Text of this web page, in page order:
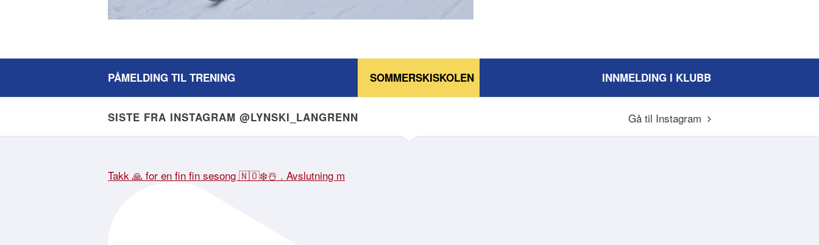
PÅMELDING TIL TRENING INNMELDING I KLUBB
SOMMERSKISKOLEN
SISTE FRA INSTAGRAM @LYNSKI_LANGRENN Gå til Instagram
Takk 🙏 for en fin fin sesong 🇳🇴❄️☃️ . Avslutning m